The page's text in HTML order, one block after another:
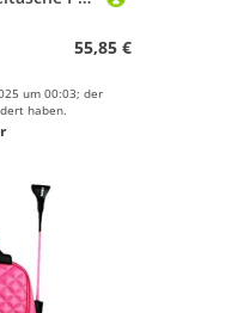
55,85 €
um 00:03; der
haben.